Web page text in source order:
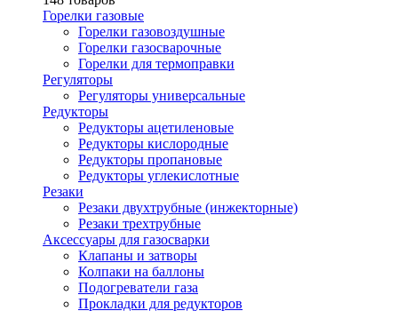
Горелки газовые
Горелки газовоздушные
Горелки газосварочные
Горелки для термоправки
Регуляторы
Регуляторы универсальные
Редукторы
Редукторы ацетиленовые
Редукторы кислородные
Редукторы пропановые
Редукторы углекислотные
Резаки
Резаки двухтрубные (инжекторные)
Резаки трехтрубные
Аксессуары для газосварки
Клапаны и затворы
Колпаки на баллоны
Подогреватели газа
Прокладки для редукторов